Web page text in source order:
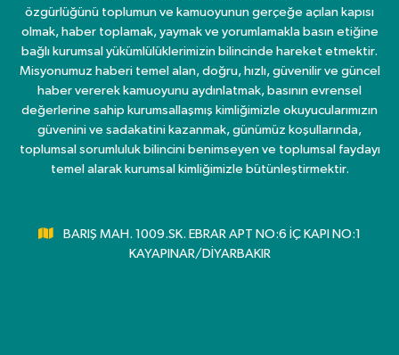
özgürlüğünü toplumun ve kamuoyunun gerçeğe açılan kapısı
olmak, haber toplamak, yaymak ve yorumlamakla basın etiğine
bağlı kurumsal yükümlülüklerimizin bilincinde hareket etmektir.
Misyonumuz haberi temel alan, doğru, hızlı, güvenilir ve güncel
haber vererek kamuoyunu aydınlatmak, basının evrensel
değerlerine sahip kurumsallaşmış kimliğimizle okuyucularımızın
güvenini ve sadakatini kazanmak, günümüz koşullarında,
toplumsal sorumluluk bilincini benimseyen ve toplumsal faydayı
temel alarak kurumsal kimliğimizle bütünleştirmektir.
BARIŞ MAH. 1009.SK. EBRAR APT NO:6 İÇ KAPI NO:1
KAYAPINAR/DİYARBAKIR